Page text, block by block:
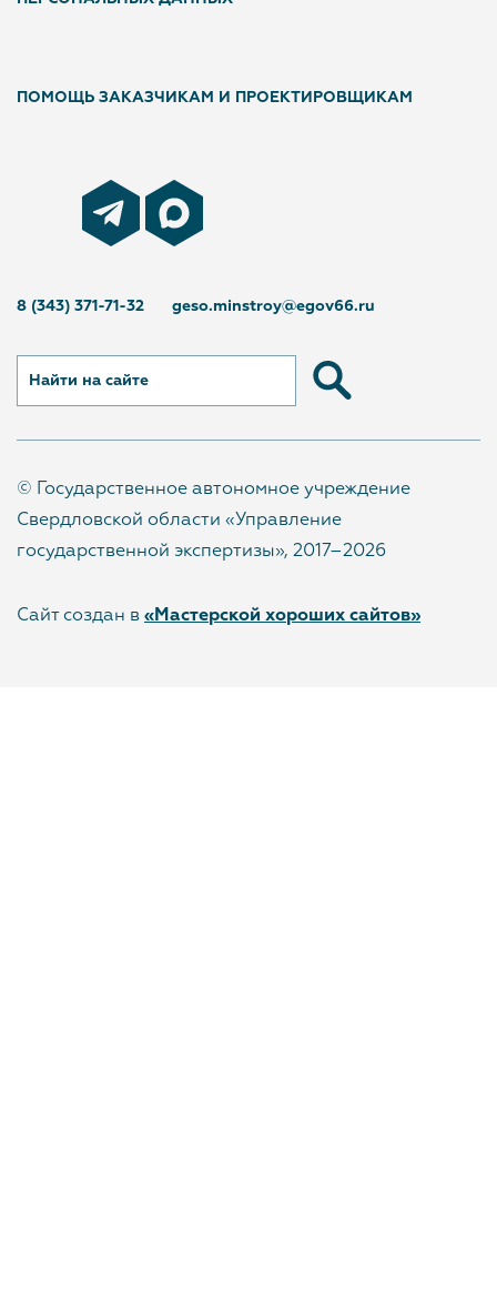
ПОМОЩЬ ЗАКАЗЧИКАМ И ПРОЕКТИРОВЩИКАМ
8 (343) 371-71-32 geso.minstroy@egov66.ru
Найти на сайте
© Государственное автономное учреждение
Свердловской области «Управление
государственной экспертизы», 2017–2026
Сайт создан в «Мастерской хороших сайтов»